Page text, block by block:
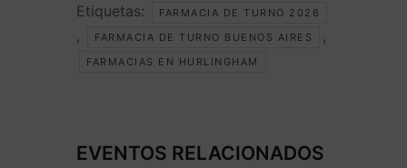
Etiquetas: FARMACIA DE TURNO 2026
, FARMACIA DE TURNO BUENOS AIRES ,
FARMACIAS EN HURLINGHAM
EVENTOS RELACIONADOS